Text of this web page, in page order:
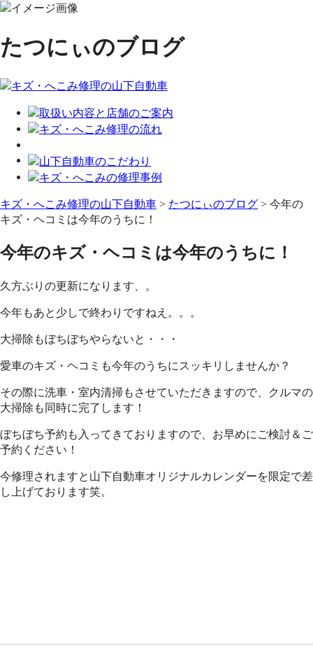
たつにぃのブログ
キズ・へこみ修理の山下自動車 > たつにぃのブログ > 今年の
キズ・ヘコミは今年のうちに！
今年のキズ・ヘコミは今年のうちに！
久方ぶりの更新になります、。
今年もあと少しで終わりですねえ。。。
大掃除もぼちぼちやらないと・・・
愛車のキズ・ヘコミも今年のうちにスッキリしませんか？
その際に洗車・室内清掃もさせていただきますので、クルマの
大掃除も同時に完了します！
ぼちぼち予約も入ってきておりますので、お早めにご検討＆ご
予約ください！
今修理されますと山下自動車オリジナルカレンダーを限定で差
し上げております笑。